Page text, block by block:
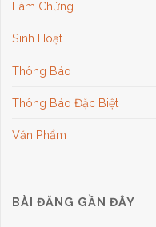
Làm Chứng
Sinh Hoạt
Thông Báo
Thông Báo Đặc Biệt
Văn Phẩm
BÀI ĐĂNG GẦN ĐÂY